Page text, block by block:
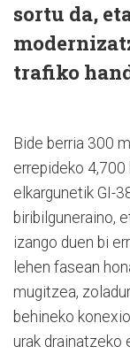
sortu da,
trafiko
Bide berria 300
errepideko
elkargunetik GI-
biribilguneraino,
izango duen bi
lehen fasean
mugitzea,
behineko
urak